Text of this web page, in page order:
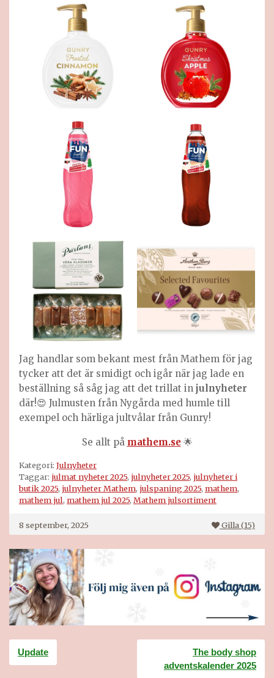
Jag handlar som bekant mest från Mathem för jag
tycker att det är smidigt och igår när jag lade en
beställning så såg jag att det trillat in julnyheter
där!😍 Julmusten från Nygårda med humle till
exempel och härliga jultvålar från Gunry!
Se allt på mathem.se🌟
Kategori: Julnyheter
Taggar: julmat nyheter 2025, julnyheter 2025, julnyheter i
butik 2025, julnyheter Mathem, julspaning 2025, mathem,
mathem jul, mathem jul 2025, Mathem julsortiment
8 september, 2025 Gilla (15)
Inläggsnavigering
Update
The body shop
adventskalender 2025